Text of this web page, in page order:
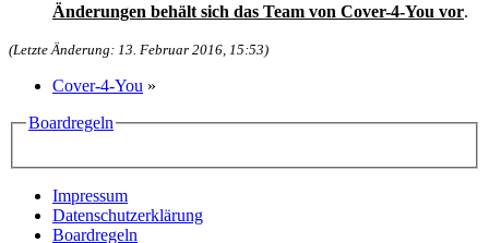
Änderungen behält sich das Team von Cover-4-You vor.
(Letzte Änderung: 13. Februar 2016, 15:53)
Cover-4-You »
Boardregeln
Impressum
Datenschutzerklärung
Boardregeln